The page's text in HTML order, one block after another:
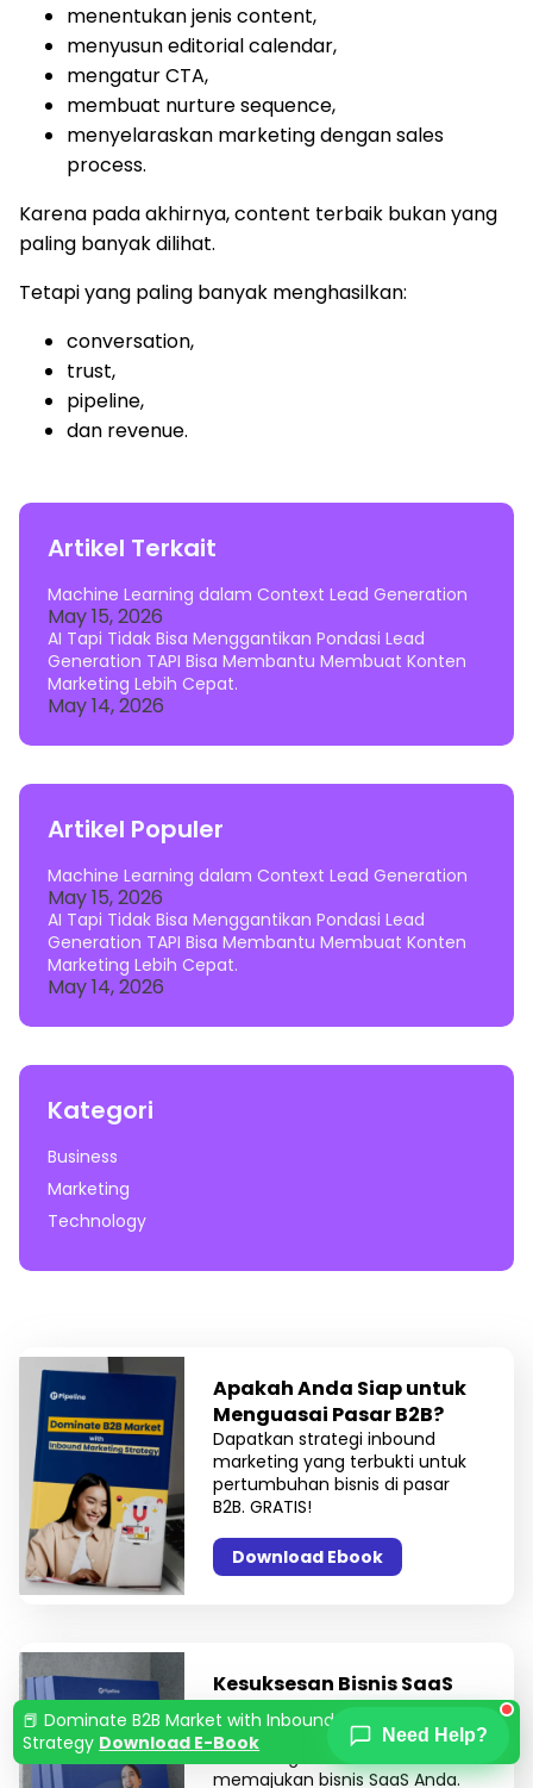
menentukan jenis content,
menyusun editorial calendar,
mengatur CTA,
membuat nurture sequence,
menyelaraskan marketing dengan sales
process.
Karena pada akhirnya, content terbaik bukan yang
paling banyak dilihat.
Tetapi yang paling banyak menghasilkan:
conversation,
trust,
pipeline,
dan revenue.
Artikel Terkait
Machine Learning dalam Context Lead Generation
May 15, 2026
AI Tapi Tidak Bisa Menggantikan Pondasi Lead
Generation TAPI Bisa Membantu Membuat Konten
Marketing Lebih Cepat.
May 14, 2026
Artikel Populer
Machine Learning dalam Context Lead Generation
May 15, 2026
AI Tapi Tidak Bisa Menggantikan Pondasi Lead
Generation TAPI Bisa Membantu Membuat Konten
Marketing Lebih Cepat.
May 14, 2026
Kategori
Business
Marketing
Technology
Apakah Anda Siap untuk
Menguasai Pasar B2B?
Dapatkan strategi inbound
marketing yang terbukti untuk
pertumbuhan bisnis di pasar
B2B. GRATIS!
Download Ebook
Kesuksesan Bisnis SaaS
Anda Dimulai dari Sini!
Temukan tren inbound
marketing terbaru untuk
memajukan bisnis SaaS Anda.
📕 Dominate B2B Market with Inbound Marketing
Strategy Download E-Book Need Help?